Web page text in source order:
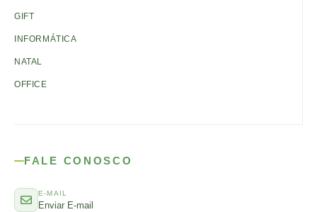
GIFT
INFORMÁTICA
NATAL
OFFICE
FALE CONOSCO
E-MAIL
Enviar E-mail